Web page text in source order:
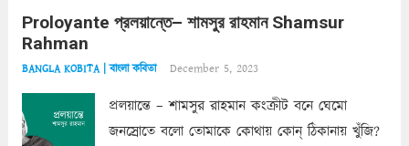
ছায়াচ্ছন্ন মোহন মিথুন মূর্তি, লোপামুদ্রা ভীষণ বিব্রত
Proloyante প্রলয়ান্তে– শামসুর রাহমান Shamsur
Rahman
BANGLA KOBITA | বাংলা কবিতা December 5, 2023
প্রলয়ান্তে – শামসুর রাহমান কংক্রীট বনে ঘেমো
জনস্রোতে বলো তোমাকে কোথায় কোন্‌ ঠিকানায় খুঁজি?